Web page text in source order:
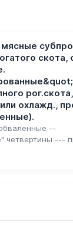
скота,
рог.скота,
охлажд.,
--
четвертины ---